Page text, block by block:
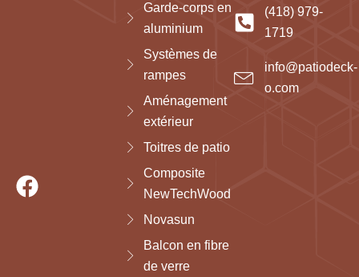
Garde-corps en
aluminium
Systèmes de
rampes
Aménagement
extérieur
Toitres de patio
Composite
NewTechWood
Novasun
Balcon en fibre
de verre
(418) 979-
1719
info@patiodeck-
o.com